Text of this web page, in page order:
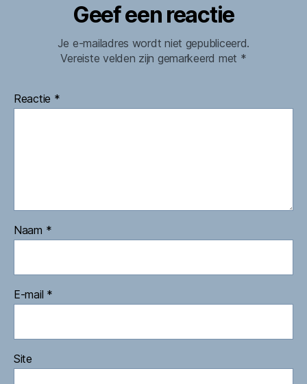
Geef een reactie
Je e-mailadres wordt niet gepubliceerd.
Vereiste velden zijn gemarkeerd met *
Reactie *
Naam *
E-mail *
Site